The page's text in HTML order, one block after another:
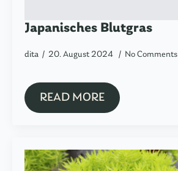
Japanisches Blutgras
dita 20. August 2024 No Comments
READ MORE